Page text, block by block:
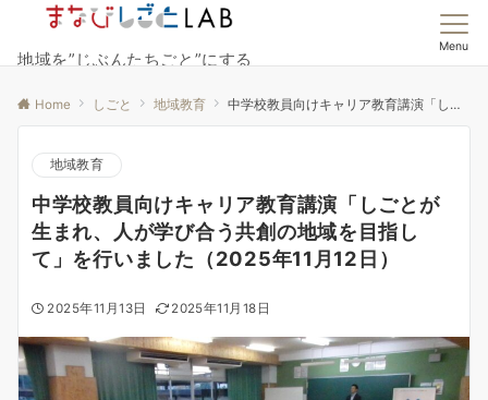
地域を”じぶんたちごと”にする
Menu
Home しごと 地域教育 中学校教員向けキャリア教育講演「しごとが生まれ、人が学び合う共創の地域を目指して」を行いました（2025年11月12日）
地域教育
中学校教員向けキャリア教育講演「しごとが
生まれ、人が学び合う共創の地域を目指し
て」を行いました（2025年11月12日）
2025年11月13日 2025年11月18日